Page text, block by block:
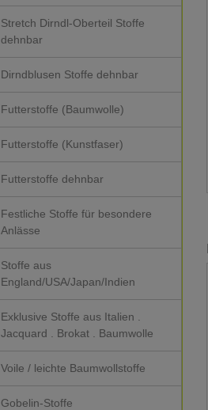
Stretch Dirndl-Oberteil Stoffe
dehnbar
Dirndblusen Stoffe dehnbar
Futterstoffe (Baumwolle)
Futterstoffe (Kunstfaser)
Futterstoffe dehnbar
Festliche Stoffe für besondere
Anlässe
Stoffe aus
England/USA/Japan/Indien
Exklusive Stoffe aus Italien .
Jacquard . Brokat . Baumwolle
Voile / leichte Baumwollstoffe
Gobelin-Stoffe